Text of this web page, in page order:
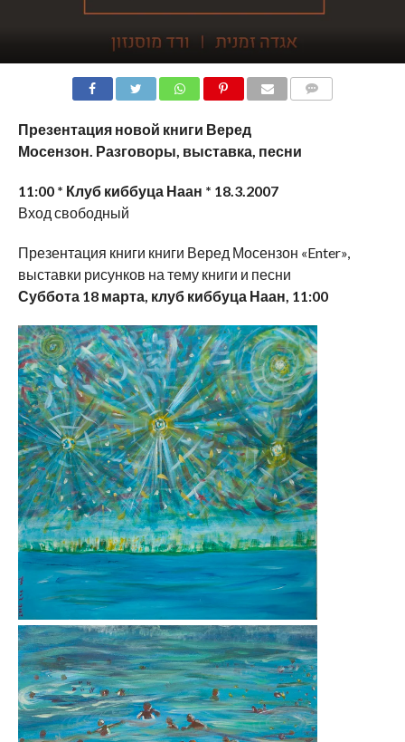
Презентация новой книги Веред
Мосензон. Разговоры, выставка, песни
11:00 * Клуб киббуца Наан * 18.3.2007
Вход свободный
Презентация книги книги Веред Мосензон «Enter»,
выставки рисунков на тему книги и песни
Суббота 18 марта, клуб киббуца Наан, 11:00